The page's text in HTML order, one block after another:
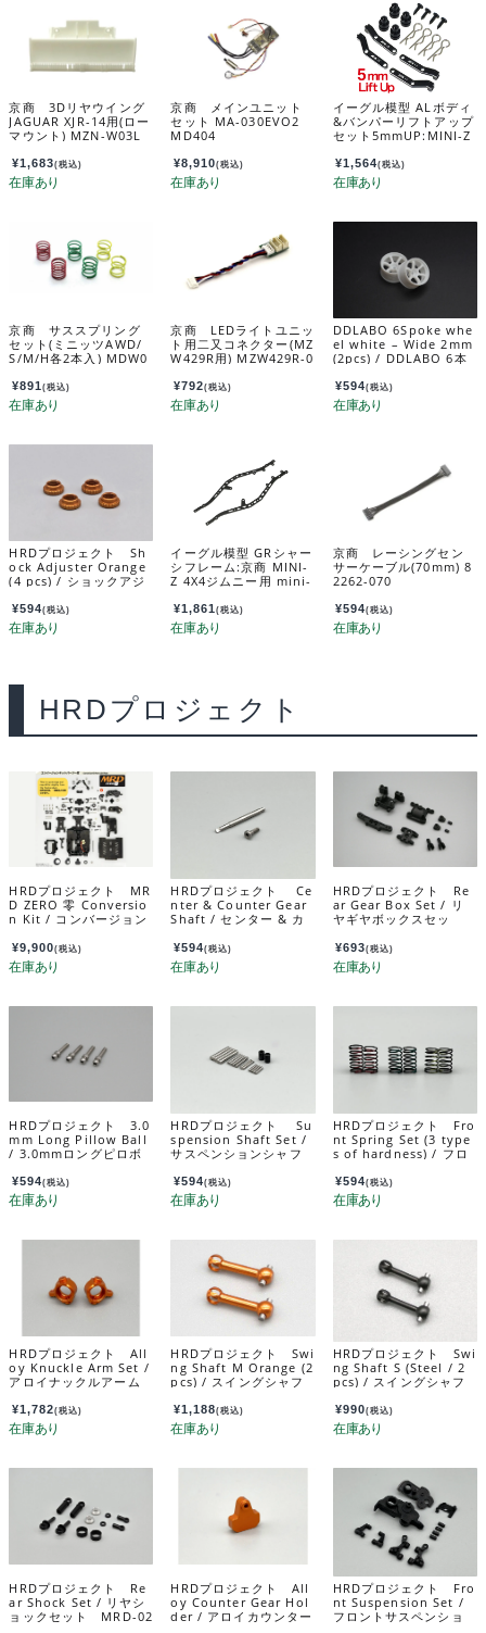
京商 3Dリヤウイング
JAGUAR XJR-14用(ロー
マウント) MZN-W03L
¥1,683(税込)
京商 メインユニット
セット MA-030EVO2
MD404
¥8,910(税込)
イーグル模型 ALボディ
&バンパーリフトアップ
セット5mmUP:MINI-Z
x4-17-05
¥1,564(税込)
京商 サススプリング
セット(ミニッツAWD/
S/M/H各2本入) MDW0
¥891(税込)
京商 LEDライトユニッ
ト用二又コネクター(MZ
W429R用) MZW429R-0
¥792(税込)
DDLABO 6Spoke whe
el white – Wide 2mm
(2pcs) / DDLABO 6本
ワイド2ｍｍ (2pcs) D
DL-WR002W-W2
¥594(税込)
HRDプロジェクト Sh
ock Adjuster Orange
(4 pcs) / ショックアジ
個入） MRD-OP014
¥594(税込)
イーグル模型 GRシャー
シフレーム:京商 MINI-
Z 4X4ジムニー用 mini-
¥1,861(税込)
京商 レーシングセン
サーケーブル(70mm) 8
2262-070
¥594(税込)
HRDプロジェクト
HRDプロジェクト MR
D ZERO 零 Conversio
n Kit / コンバージョン
¥9,900(税込)
HRDプロジェクト Ce
nter & Counter Gear
Shaft / センター & カ
ト MRD-012
¥594(税込)
HRDプロジェクト Re
ar Gear Box Set / リ
ヤギヤボックスセッ
¥693(税込)
HRDプロジェクト 3.0
mm Long Pillow Ball
/ 3.0mmロングピロボ
¥594(税込)
HRDプロジェクト Su
spension Shaft Set /
サスペンションシャフ
¥594(税込)
HRDプロジェクト Fro
nt Spring Set (3 type
s of hardness) / フロ
種類の硬さ) MRD-OP
009
¥594(税込)
HRDプロジェクト All
oy Knuckle Arm Set /
アロイナックルアーム
¥1,782(税込)
HRDプロジェクト Swi
ng Shaft M Orange (2
pcs) / スイングシャフ
入） MRD-OP016-M
¥1,188(税込)
HRDプロジェクト Swi
ng Shaft S (Steel / 2
pcs) / スイングシャフ
MRD-025B-S
¥990(税込)
HRDプロジェクト Re
ar Shock Set / リヤシ
ョックセット MRD-02
HRDプロジェクト All
oy Counter Gear Hol
der / アロイカウンター
HRDプロジェクト Fro
nt Suspension Set /
フロントサスペンショ